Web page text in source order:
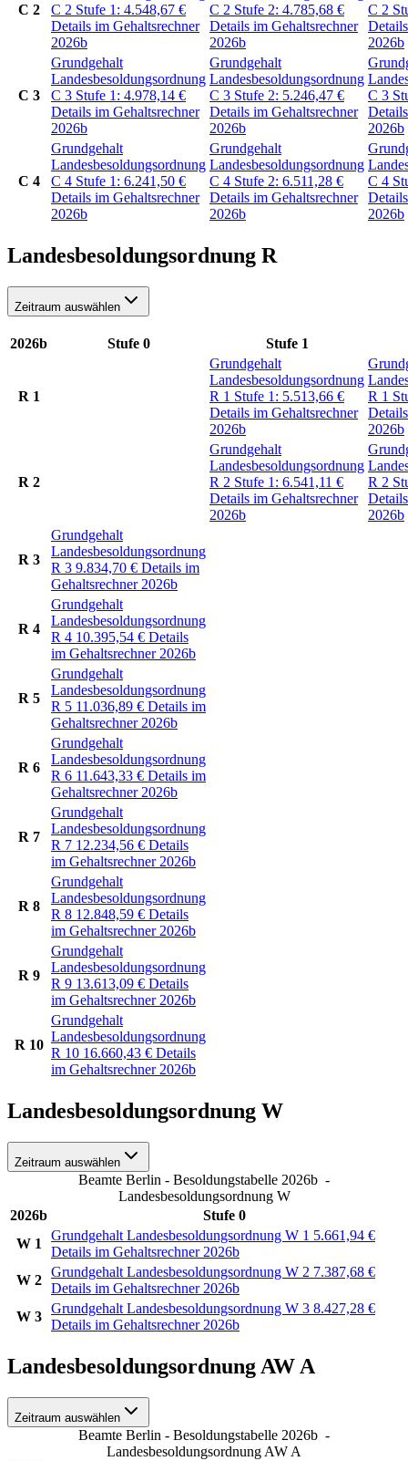
C 2
C 2 Stufe 1: 4.548,67 €
Details im Gehaltsrechner
2026b
C 2 Stufe 2: 4.785,68 €
Details im Gehaltsrechner
2026b
C 2
2026b
C 3
Grundgehalt
Landesbesoldungsordnung
C 3 Stufe 1: 4.978,14 €
Details im Gehaltsrechner
2026b
Grundgehalt
Landesbesoldungsordnung
C 3 Stufe 2: 5.246,47 €
Details im Gehaltsrechner
2026b
C 3
2026b
C 4
Grundgehalt
Landesbesoldungsordnung
C 4 Stufe 1: 6.241,50 €
Details im Gehaltsrechner
2026b
Grundgehalt
Landesbesoldungsordnung
C 4 Stufe 2: 6.511,28 €
Details im Gehaltsrechner
2026b
C 4
2026b
Landesbesoldungsordnung R
Zeitraum auswählen
2026b Stufe 0 Stufe 1
R 1
Grundgehalt
Landesbesoldungsordnung
R 1 Stufe 1: 5.513,66 €
Details im Gehaltsrechner
2026b
R 1
2026b
R 2
Grundgehalt
Landesbesoldungsordnung
R 2 Stufe 1: 6.541,11 €
Details im Gehaltsrechner
2026b
R 2
2026b
R 3
Grundgehalt
Landesbesoldungsordnung
R 3 9.834,70 € Details im
Gehaltsrechner 2026b
R 4
Grundgehalt
Landesbesoldungsordnung
R 4 10.395,54 € Details
im Gehaltsrechner 2026b
R 5
Grundgehalt
Landesbesoldungsordnung
R 5 11.036,89 € Details im
Gehaltsrechner 2026b
R 6
Grundgehalt
Landesbesoldungsordnung
R 6 11.643,33 € Details im
Gehaltsrechner 2026b
R 7
Grundgehalt
Landesbesoldungsordnung
R 7 12.234,56 € Details
im Gehaltsrechner 2026b
R 8
Grundgehalt
Landesbesoldungsordnung
R 8 12.848,59 € Details
im Gehaltsrechner 2026b
R 9
Grundgehalt
Landesbesoldungsordnung
R 9 13.613,09 € Details
im Gehaltsrechner 2026b
R 10
Grundgehalt
Landesbesoldungsordnung
R 10 16.660,43 € Details
im Gehaltsrechner 2026b
Landesbesoldungsordnung W
Zeitraum auswählen
Beamte Berlin - Besoldungstabelle 2026b -
Landesbesoldungsordnung W
2026b
Stufe 0
W 1
Grundgehalt Landesbesoldungsordnung W 1 5.661,94 €
Details im Gehaltsrechner 2026b
W 2
Grundgehalt Landesbesoldungsordnung W 2 7.387,68 €
Details im Gehaltsrechner 2026b
W 3
Grundgehalt Landesbesoldungsordnung W 3 8.427,28 €
Details im Gehaltsrechner 2026b
Landesbesoldungsordnung AW A
Zeitraum auswählen
Beamte Berlin - Besoldungstabelle 2026b -
Landesbesoldungsordnung AW A